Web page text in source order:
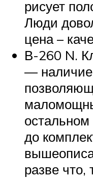
рисует
Люди
цена –
В-260 N.
— наличие
до
разве что,